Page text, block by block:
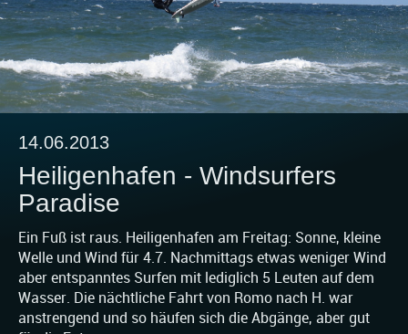
14.06.2013
Heiligenhafen - Windsurfers
Paradise
Ein Fuß ist raus. Heiligenhafen am Freitag: Sonne, kleine
Welle und Wind für 4.7. Nachmittags etwas weniger Wind
aber entspanntes Surfen mit lediglich 5 Leuten auf dem
Wasser. Die nächtliche Fahrt von Romo nach H. war
anstrengend und so häufen sich die Abgänge, aber gut